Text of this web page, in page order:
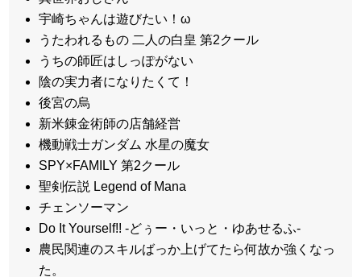
宇崎ちゃんは遊びたい！ω
うたわれるもの 二人の白皇 第2クール
うちの師匠はしっぽがない
陰の実力者になりたくて！
後宮の烏
新米錬金術師の店舗経営
機動戦士ガンダム 水星の魔女
SPY×FAMILY 第2クール
聖剣伝説 Legend of Mana
チェンソーマン
Do It Yourself!! -どぅー・いっと・ゆあせるふ-
農民関連のスキルばっか上げてたら何故か強くなっ
た。